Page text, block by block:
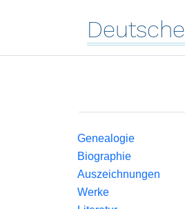
Deutsche
Genealogie
Biographie
Auszeichnungen
Werke